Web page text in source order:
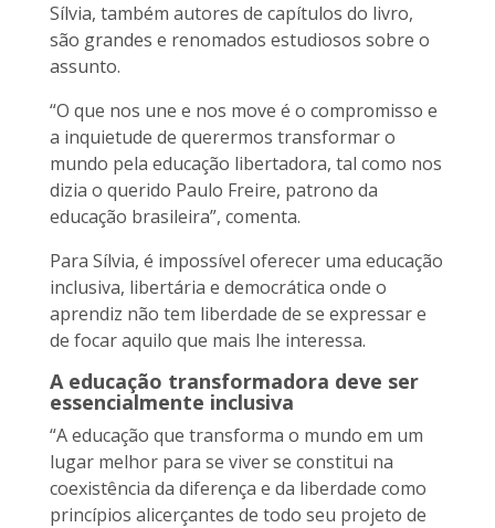
Sílvia, também autores de capítulos do livro,
são grandes e renomados estudiosos sobre o
assunto.
“O que nos une e nos move é o compromisso e
a inquietude de querermos transformar o
mundo pela educação libertadora, tal como nos
dizia o querido Paulo Freire, patrono da
educação brasileira”, comenta.
Para Sílvia, é impossível oferecer uma educação
inclusiva, libertária e democrática onde o
aprendiz não tem liberdade de se expressar e
de focar aquilo que mais lhe interessa.
A educação transformadora deve ser
essencialmente inclusiva
“A educação que transforma o mundo em um
lugar melhor para se viver se constitui na
coexistência da diferença e da liberdade como
princípios alicerçantes de todo seu projeto de